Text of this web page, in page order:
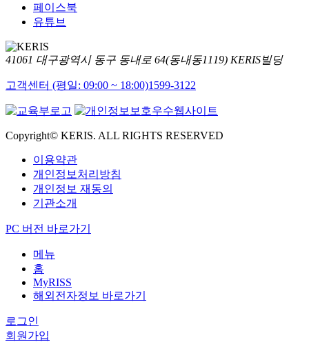
페이스북
유튜브
41061 대구광역시 동구 동내로 64(동내동1119) KERIS빌딩
고객센터 (평일: 09:00 ~ 18:00)1599-3122
Copyright© KERIS. ALL RIGHTS RESERVED
이용약관
개인정보처리방침
개인정보 재동의
기관소개
PC 버전 바로가기
메뉴
홈
MyRISS
해외전자정보 바로가기
로그인
회원가입